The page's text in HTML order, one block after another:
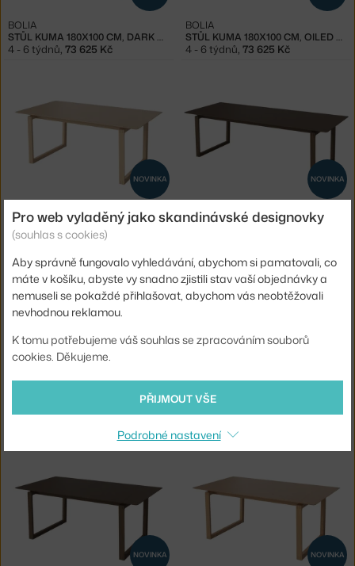
STŮL KUMA 180X100 CM, DARK OAK
BOLIA
4 - 6 týdnů, 73 625 Kč
STŮL KUMA 180X100 CM, OILED OAK
BOLIA
4 - 6 týdnů, 73 625 Kč
NOVINKA
STŮL KUMA 180X100 CM, WHITE OAK
BOLIA
4 - 6 týdnů,73 625 Kč
NOVINKA
BOLIA
STŮL KUMA 240X100 CM, OILED OAK STŮL KUMA 240X100 CM, WHITE OAK
BOLIA
NOVINKA NOVINKA
Pro web vyladěný jako skandinávské designovky
(souhlas s cookies)
Aby správně fungovalo vyhledávání, abychom si pamatovali, co
máte v košíku, abyste vy snadno zjistili stav vaší objednávky a
nemuseli se pokaždé přihlašovat, abychom vás neobtěžovali
nevhodnou reklamou.
K tomu potřebujeme váš souhlas se zpracováním souborů
cookies. Děkujeme.
PŘIJMOUT VŠE
Podrobné nastavení